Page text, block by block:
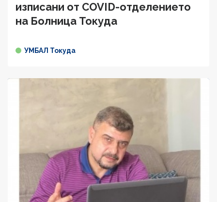
изписани от COVID-отделението
на Болница Токуда
УМБАЛ Токуда